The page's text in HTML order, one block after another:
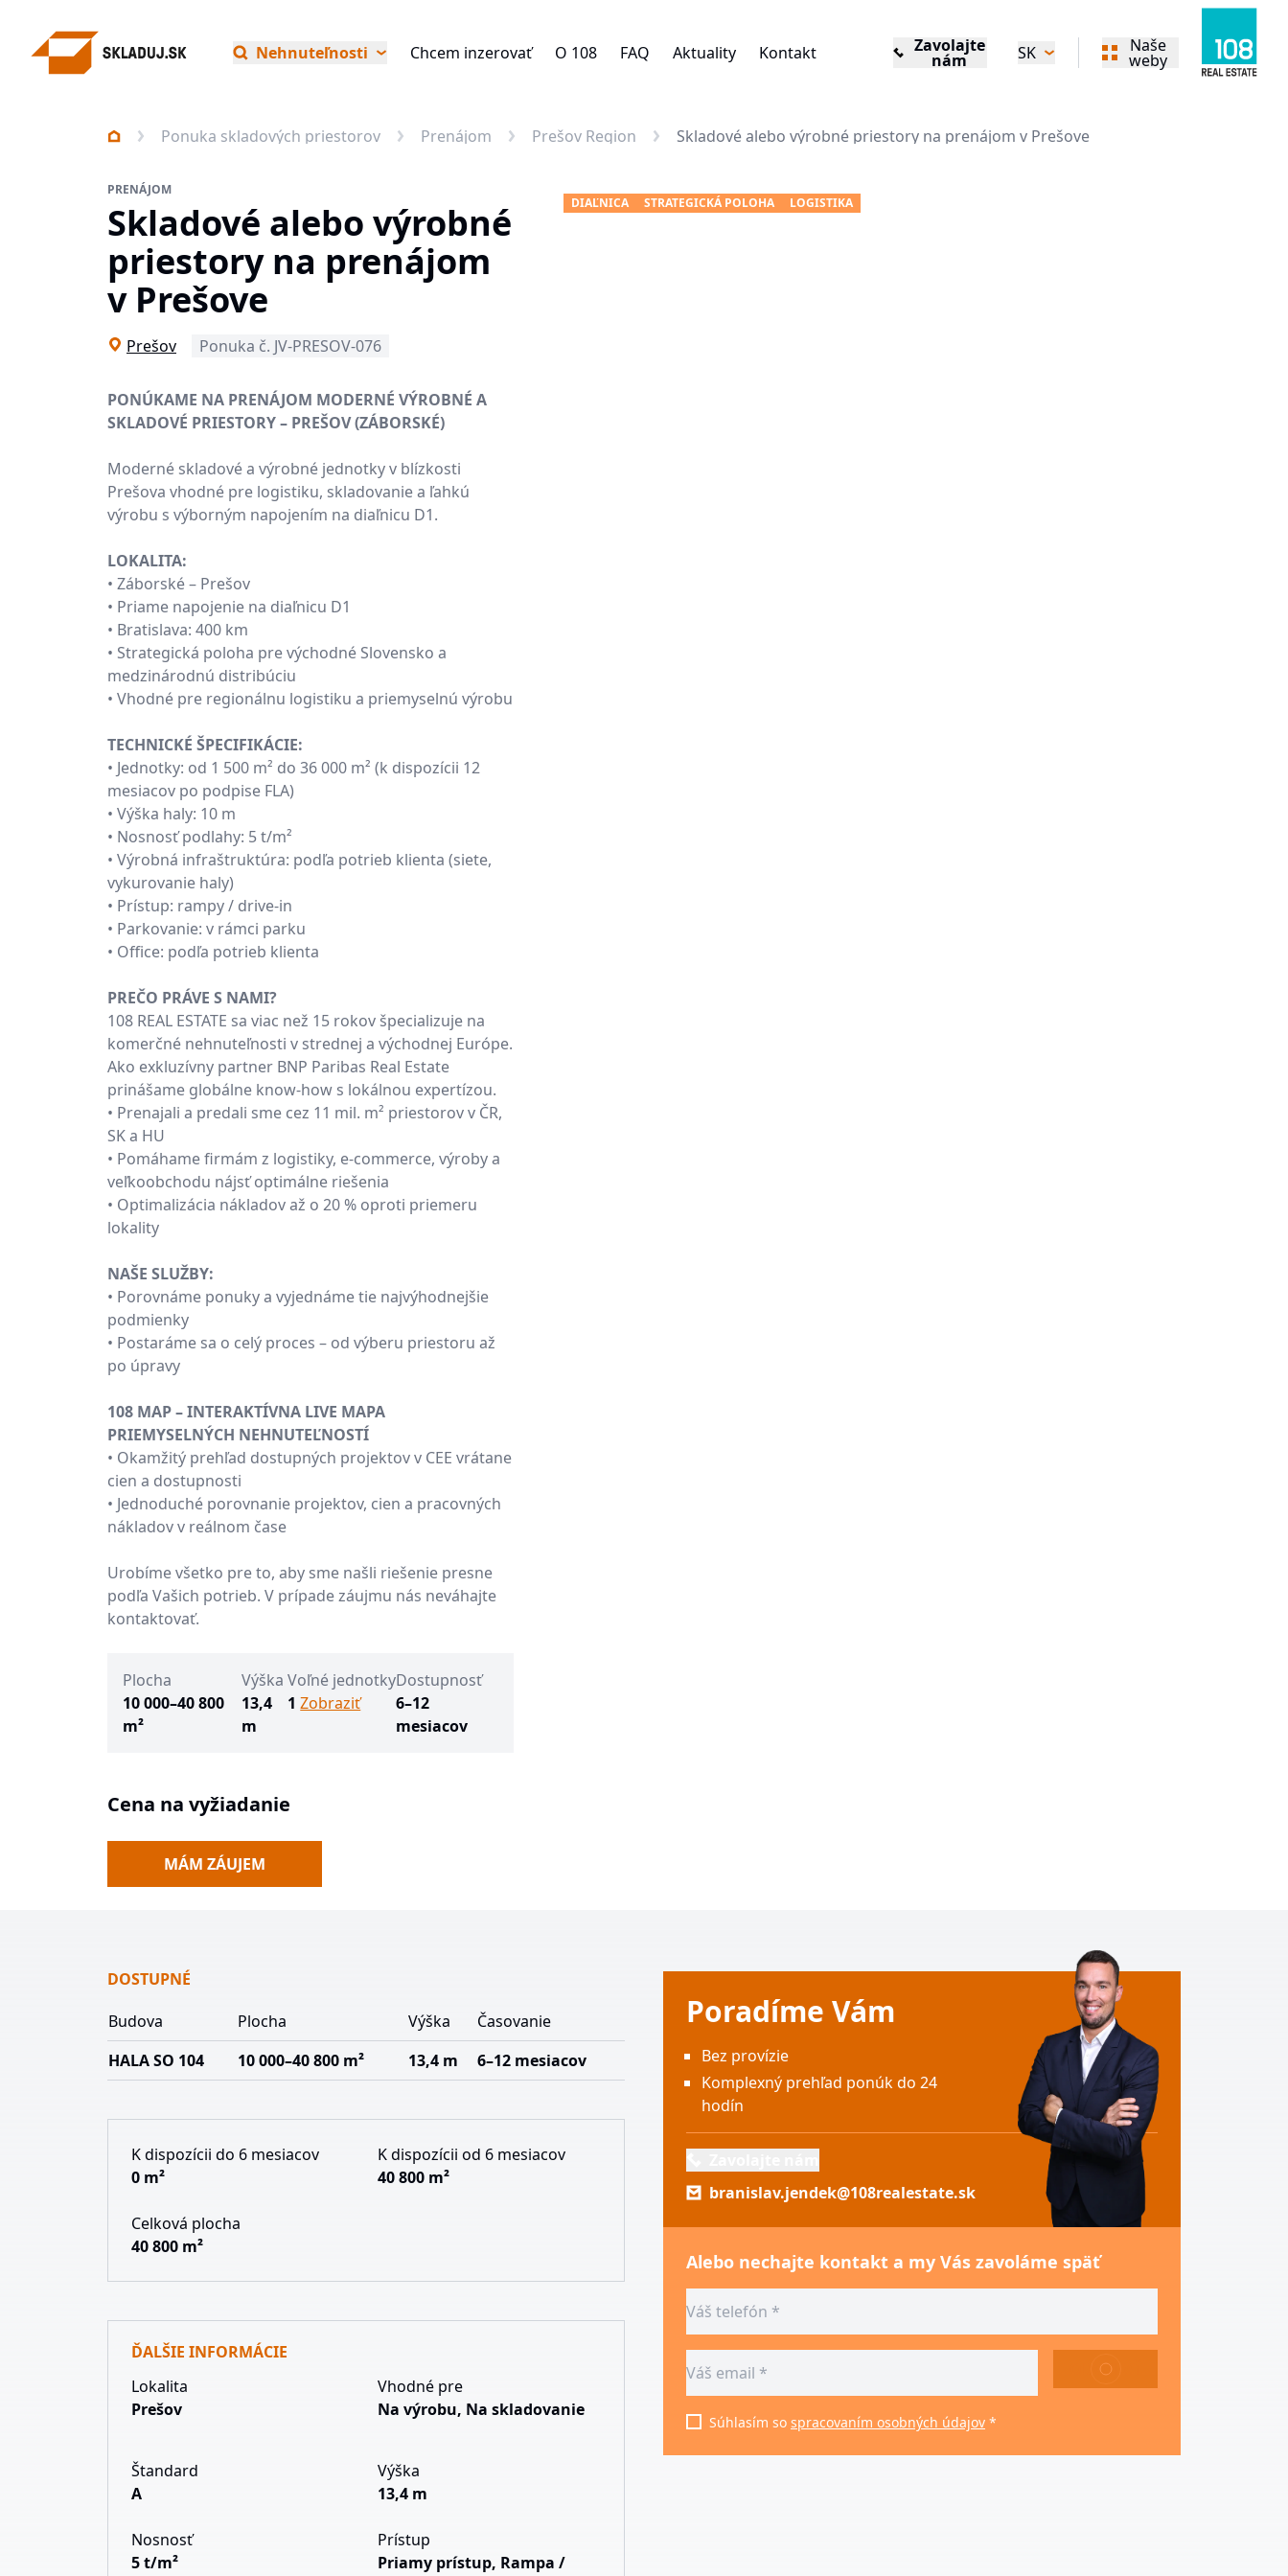
Nehnuteľnosti Chcem inzerovať O 108 FAQ Aktuality Kontakt Zavolajte
nám SK Naše
weby
Ponuka skladových priestorov Prenájom Prešov Region Skladové alebo výrobné priestory na prenájom v Prešove
PRENÁJOM
Skladové alebo výrobné
priestory na prenájom
v Prešove
Prešov Ponuka č. JV-PRESOV-076
PONÚKAME NA PRENÁJOM MODERNÉ VÝROBNÉ A
SKLADOVÉ PRIESTORY – PREŠOV (ZÁBORSKÉ)
Moderné skladové a výrobné jednotky v blízkosti
Prešova vhodné pre logistiku, skladovanie a ľahkú
výrobu s výborným napojením na diaľnicu D1.
LOKALITA:
• Záborské – Prešov
• Priame napojenie na diaľnicu D1
• Bratislava: 400 km
• Strategická poloha pre východné Slovensko a
medzinárodnú distribúciu
• Vhodné pre regionálnu logistiku a priemyselnú výrobu
TECHNICKÉ ŠPECIFIKÁCIE:
• Jednotky: od 1 500 m² do 36 000 m² (k dispozícii 12
mesiacov po podpise FLA)
• Výška haly: 10 m
• Nosnosť podlahy: 5 t/m²
• Výrobná infraštruktúra: podľa potrieb klienta (siete,
vykurovanie haly)
• Prístup: rampy / drive-in
• Parkovanie: v rámci parku
• Office: podľa potrieb klienta
PREČO PRÁVE S NAMI?
108 REAL ESTATE sa viac než 15 rokov špecializuje na
komerčné nehnuteľnosti v strednej a východnej Európe.
Ako exkluzívny partner BNP Paribas Real Estate
prinášame globálne know-how s lokálnou expertízou.
• Prenajali a predali sme cez 11 mil. m² priestorov v ČR,
SK a HU
• Pomáhame firmám z logistiky, e-commerce, výroby a
veľkoobchodu nájsť optimálne riešenia
• Optimalizácia nákladov až o 20 % oproti priemeru
lokality
NAŠE SLUŽBY:
• Porovnáme ponuky a vyjednáme tie najvýhodnejšie
podmienky
• Postaráme sa o celý proces – od výberu priestoru až
po úpravy
108 MAP – INTERAKTÍVNA LIVE MAPA
PRIEMYSELNÝCH NEHNUTEĽNOSTÍ
• Okamžitý prehľad dostupných projektov v CEE vrátane
cien a dostupnosti
• Jednoduché porovnanie projektov, cien a pracovných
nákladov v reálnom čase
Urobíme všetko pre to, aby sme našli riešenie presne
podľa Vašich potrieb. V prípade záujmu nás neváhajte
kontaktovať.
Plocha
10 000–40 800
m²
Výška
13,4
m
Voľné jednotky
1 Zobraziť
Dostupnosť
6–12
mesiacov
Cena na vyžiadanie
MÁM ZÁUJEM
DIAĽNICA STRATEGICKÁ POLOHA LOGISTIKA
DOSTUPNÉ
Budova
Plocha Výška
Časovanie
HALA SO 104
10 000–40 800 m² 13,4 m 6–12 mesiacov
K dispozícii do 6 mesiacov
0 m²
K dispozícii od 6 mesiacov
40 800 m²
Celková plocha
40 800 m²
ĎALŠIE INFORMÁCIE
Lokalita
Prešov
Vhodné pre
Na výrobu, Na skladovanie
Štandard
A
Výška
13,4 m
Nosnosť
5 t/m²
Prístup
Priamy prístup, Rampa /
Poradíme Vám
Bez provízie
Komplexný prehľad ponúk do 24
hodín
branislav.jendek@108realestate.sk
Alebo nechajte kontakt a my Vás zavoláme späť
ODOSLAŤ
Súhlasím so spracovaním osobných údajov *